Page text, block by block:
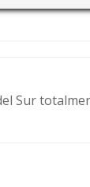
Sur